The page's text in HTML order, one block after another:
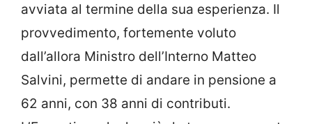
avviata al termine della sua esperienza. Il
provvedimento, fortemente voluto
dall’allora Ministro dell’Interno Matteo
Salvini, permette di andare in pensione a
62 anni, con 38 anni di contributi.